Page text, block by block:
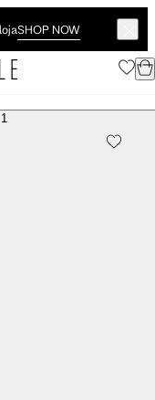
SHOP NOW